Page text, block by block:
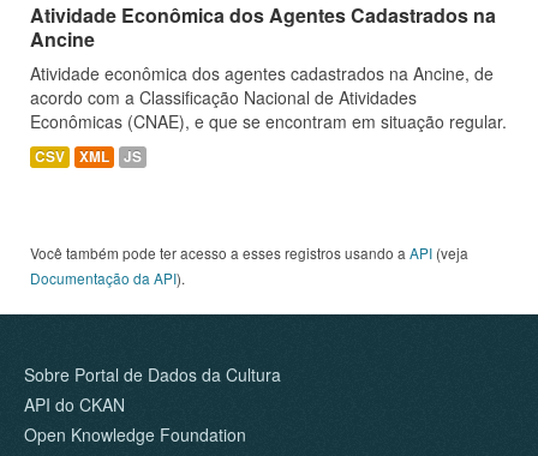
Atividade Econômica dos Agentes Cadastrados na
Ancine
Atividade econômica dos agentes cadastrados na Ancine, de
acordo com a Classificação Nacional de Atividades
Econômicas (CNAE), e que se encontram em situação regular.
CSV XML JS
Você também pode ter acesso a esses registros usando a API (veja
Documentação da API).
Sobre Portal de Dados da Cultura
API do CKAN
Open Knowledge Foundation